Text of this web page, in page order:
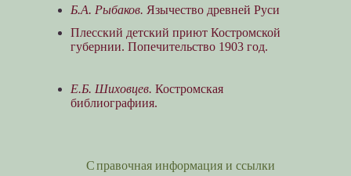
Б.А. Рыбаков. Язычество древней Руси
Плесский детский приют Костромской
губернии. Попечительство 1903 год.
Е.Б. Шиховцев. Костромская
библиографиия.
Справочная информация и ссылки